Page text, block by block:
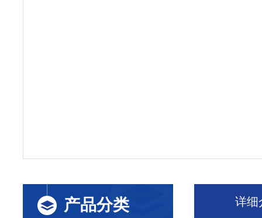
产品分类 详细